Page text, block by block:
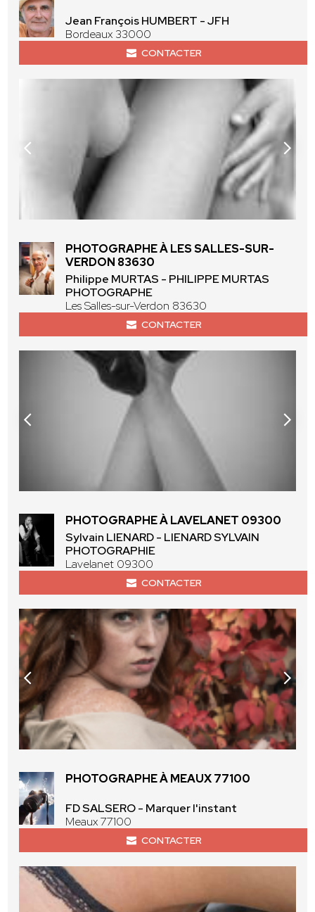
Jean François HUMBERT - JFH
Bordeaux 33000
CONTACTER
PHOTOGRAPHE À LES SALLES-SUR-
VERDON 83630
Philippe MURTAS - PHILIPPE MURTAS
PHOTOGRAPHE
Les Salles-sur-Verdon 83630
CONTACTER
PHOTOGRAPHE À LAVELANET 09300
Sylvain LIENARD - LIENARD SYLVAIN
PHOTOGRAPHIE
Lavelanet 09300
CONTACTER
PHOTOGRAPHE À MEAUX 77100
FD SALSERO - Marquer l'instant
Meaux 77100
CONTACTER